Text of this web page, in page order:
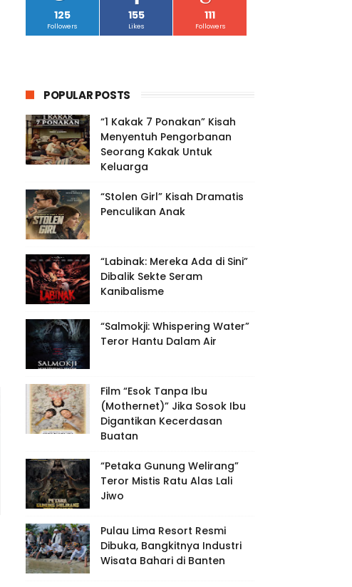
125
Followers
155
Likes
111
Followers
POPULAR POSTS
“1 Kakak 7 Ponakan” Kisah
Menyentuh Pengorbanan
Seorang Kakak Untuk
Keluarga
“Stolen Girl” Kisah Dramatis
Penculikan Anak
“Labinak: Mereka Ada di Sini”
Dibalik Sekte Seram
Kanibalisme
“Salmokji: Whispering Water”
Teror Hantu Dalam Air
Film “Esok Tanpa Ibu
(Mothernet)” Jika Sosok Ibu
Digantikan Kecerdasan
Buatan
“Petaka Gunung Welirang”
Teror Mistis Ratu Alas Lali
Jiwo
Pulau Lima Resort Resmi
Dibuka, Bangkitnya Industri
Wisata Bahari di Banten